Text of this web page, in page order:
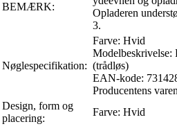
BEMÆRK:
Opladeren
3.
Nøglespecifikation:
Farve: Hvid
Modelbeskrivelse:
(trådløs)
EAN-kode:
Producentens
Design, form og
placering:
Farve: Hvid